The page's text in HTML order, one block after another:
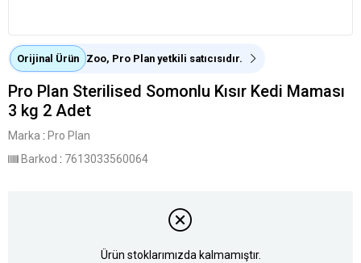
Orijinal Ürün Zoo, Pro Plan yetkili satıcısıdır.
Pro Plan Sterilised Somonlu Kısır Kedi Maması
3 kg 2 Adet
Marka : Pro Plan
Barkod : 7613033560064
Ürün stoklarımızda kalmamıştır.